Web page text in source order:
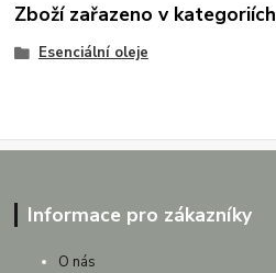
Zboží zařazeno v kategoriích
Esenciální oleje
Informace pro zákazníky
O nás